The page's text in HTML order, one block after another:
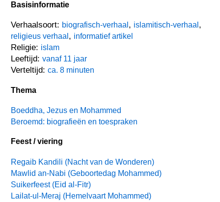
Basisinformatie
Verhaalsoort: biografisch-verhaal , islamitisch-verhaal ,
religieus verhaal , informatief artikel
Religie: islam
Leeftijd:vanaf 11 jaar
Verteltijd:ca. 8 minuten
Thema
Boeddha, Jezus en Mohammed
Beroemd: biografieën en toespraken
Feest / viering
Regaib Kandili (Nacht van de Wonderen)
Mawlid an-Nabi (Geboortedag Mohammed)
Suikerfeest (Eid al-Fitr)
Lailat-ul-Meraj (Hemelvaart Mohammed)